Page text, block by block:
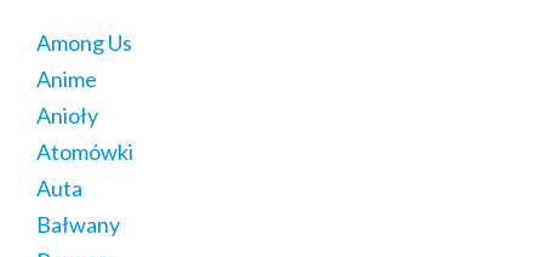
Among Us
Anime
Anioły
Atomówki
Auta
Bałwany